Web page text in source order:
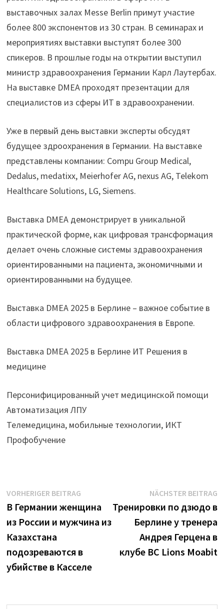
выставочных залах Messe Berlin примут участие
более 800 экспонентов из 30 стран. В семинарах и
мероприятиях выставки выступят более 300
спикеров. В прошлые годы на открытии выступил
министр здравоохранения Германии Карл Лаутербах.
На выставке DMEA проходят презентации для
специалистов из сферы ИТ в здравоохранении.
Уже в первый день выставки эксперты обсудят
будущее здроохранения в Германии. На выставке
представлены компании: Compu Group Medical,
Dedalus, medatixx, Meierhofer AG, nexus AG, Telekom
Healthcare Solutions, LG, Siemens.
Выставка DMEA демонстрирует в уникальной
практической форме, как цифровая трансформация
делает очень сложные системы здравоохранения
ориентированными на пациента, экономичными и
ориентированными на будущее.
Выставка DMEA 2025 в Берлине – важное событие в
области цифрового здравоохранения в Европе.
Выставка DMEA 2025 в Берлине ИТ Решения в
медицине
Персонифицированный учет медицинской помощи
Автоматизация ЛПУ
Телемедицина, мобильные технологии, ИКТ
Профобучение
Beitrags-
Navigation
VORHERIGER BEITRAGVorheriger
Beitrag:
В Германии женщина
из России и мужчина из
Казахстана
подозреваются в
убийстве в Касселе
NÄCHSTER BEITRAG
Тренировки по дзюдо в
Берлине у тренера
Андрея Герцена в
клубе BC Lions Moabit